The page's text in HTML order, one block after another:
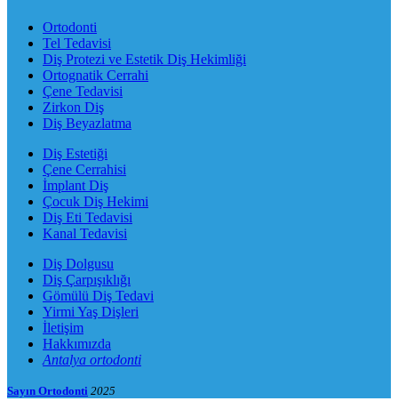
Ortodonti
Tel Tedavisi
Diş Protezi ve Estetik Diş Hekimliği
Ortognatik Cerrahi
Çene Tedavisi
Zirkon Diş
Diş Beyazlatma
Diş Estetiği
Çene Cerrahisi
İmplant Diş
Çocuk Diş Hekimi
Diş Eti Tedavisi
Kanal Tedavisi
Diş Dolgusu
Diş Çarpışıklığı
Gömülü Diş Tedavi
Yirmi Yaş Dişleri
İletişim
Hakkımızda
Antalya ortodonti
Sayın Ortodonti 2025